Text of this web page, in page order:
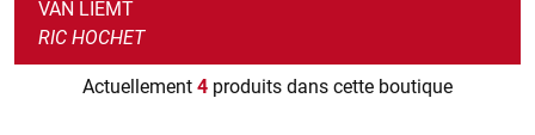
VAN LIEMT
RIC HOCHET
Actuellement 4 produits dans cette boutique